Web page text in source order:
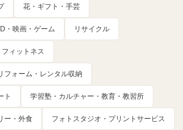
花・ギフト・手芸
・映画・ゲーム リサイクル
ィットネス
フォーム・レンタル収納
ト 学習塾・カルチャー・教育・教習所
ー・外食 フォトスタジオ・プリントサービス